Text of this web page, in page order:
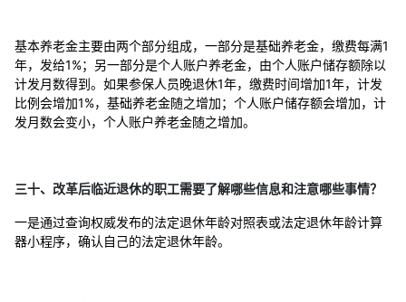
基本养老金主要由两个部分组成，一部分是基础养老金，缴费每满1
年，发给1%；另一部分是个人账户养老金，由个人账户储存额除以
计发月数得到。如果参保人员晚退休1年，缴费时间增加1年，计发
比例会增加1%，基础养老金随之增加；个人账户储存额会增加，计
发月数会变小，个人账户养老金随之增加。
三十、改革后临近退休的职工需要了解哪些信息和注意哪些事情？
一是通过查询权威发布的法定退休年龄对照表或法定退休年龄计算
器小程序，确认自己的法定退休年龄。